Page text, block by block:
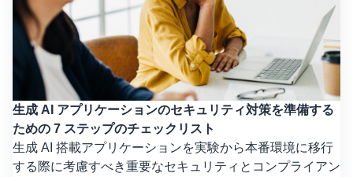
生成 AI アプリケーションのセキュリティ対策を準備する
ための 7 ステップのチェックリスト
生成 AI 搭載アプリケーションを実験から本番環境に移行
する際に考慮すべき重要なセキュリティとコンプライアン